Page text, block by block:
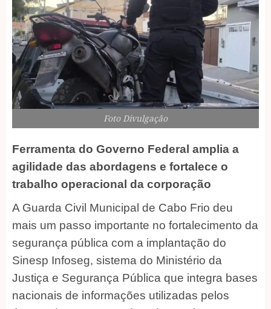
Foto Divulgação
Ferramenta do Governo Federal amplia a
agilidade das abordagens e fortalece o
trabalho operacional da corporação
A Guarda Civil Municipal de Cabo Frio deu
mais um passo importante no fortalecimento da
segurança pública com a implantação do
Sinesp Infoseg, sistema do Ministério da
Justiça e Segurança Pública que integra bases
nacionais de informações utilizadas pelos